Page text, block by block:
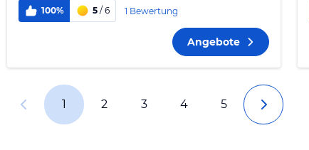
100% 5 / 6 1 Bewertung
Angebote
1 2 3 4 5